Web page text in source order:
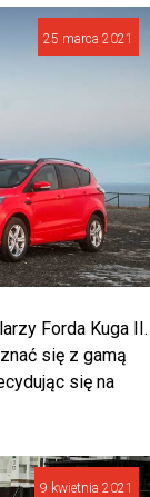
25 marca 2021
Forda Kuga II.
się z gamą
się na
9 kwietnia 2021